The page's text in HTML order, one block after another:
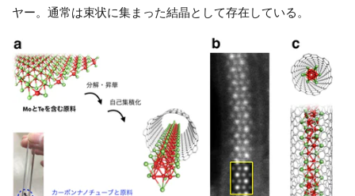
ヤー。通常は束状に集まった結晶として存在している。